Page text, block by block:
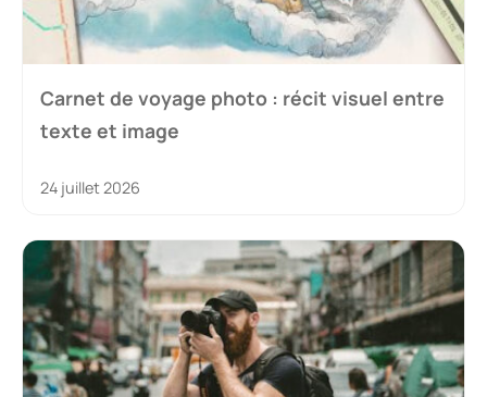
Carnet de voyage photo : récit visuel entre
texte et image
24 juillet 2026